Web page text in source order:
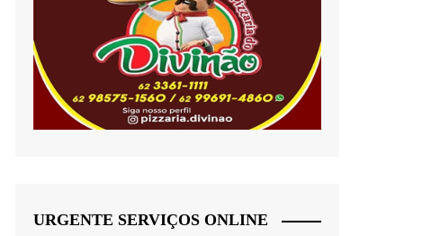
URGENTE SERVIÇOS ONLINE